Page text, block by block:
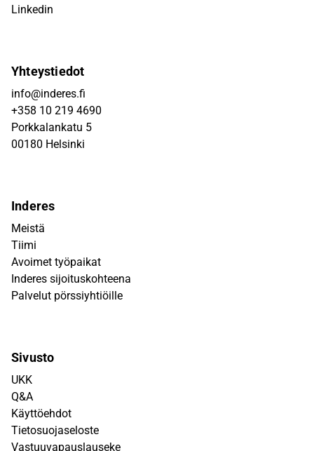
Linkedin
Yhteystiedot
info@inderes.fi
+358 10 219 4690
Porkkalankatu 5
00180 Helsinki
Inderes
Meistä
Tiimi
Avoimet työpaikat
Inderes sijoituskohteena
Palvelut pörssiyhtiöille
Sivusto
UKK
Q&A
Käyttöehdot
Tietosuojaseloste
Vastuuvapauslauseke